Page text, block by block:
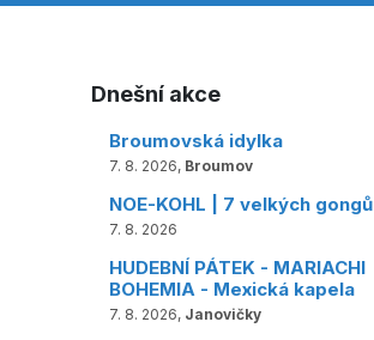
Dnešní akce
Broumovská idylka
7. 8. 2026, Broumov
NOE-KOHL | 7 velkých gongů
7. 8. 2026
HUDEBNÍ PÁTEK - MARIACHI
BOHEMIA - Mexická kapela
7. 8. 2026, Janovičky